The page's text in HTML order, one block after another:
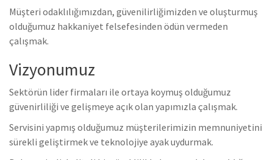
Müşteri odaklılığımızdan, güvenilirliğimizden ve oluşturmuş
olduğumuz hakkaniyet felsefesinden ödün vermeden
çalışmak.
Vizyonumuz
Sektörün lider firmaları ile ortaya koymuş olduğumuz
güvenirliliği ve gelişmeye açık olan yapımızla çalışmak.
Servisini yapmış olduğumuz müşterilerimizin memnuniyetini
sürekli geliştirmek ve teknolojiye ayak uydurmak.